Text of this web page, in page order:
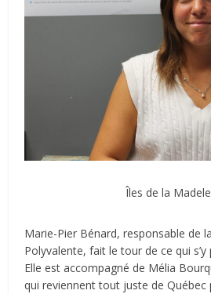
Îles de la
Marie-Pier Bénard, responsable de
Polyvalente, fait le tour de ce qui
Elle est accompagné de Mélia
qui reviennent tout juste de Québec